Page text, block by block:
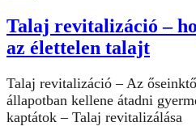
Talaj revitalizáció –
az élettelen talajt
Talaj revitalizáció – Az
állapotban kellene átadni
kaptátok – Talaj revitalizálása